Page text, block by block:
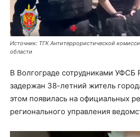
Источник: ТГК Антитеррористической
области
В Волгограде сотрудниками УФСБ
задержан 38-летний житель
этом появилась на официальных
регионального управления